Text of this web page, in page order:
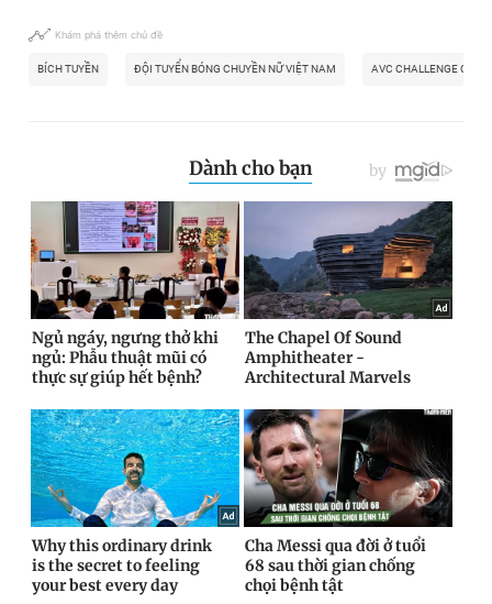
Khám phá thêm chủ đề
BÍCH TUYỀN ĐỘI TUYỂN BÓNG CHUYỀN NỮ VIỆT NAM AVC CHALLENGE CUP